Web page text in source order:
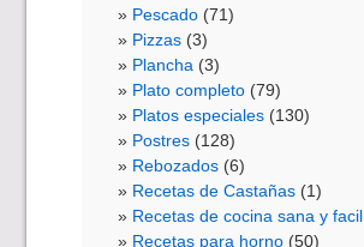
Pescado (71)
Pizzas (3)
Plancha (3)
Plato completo (79)
Platos especiales (130)
Postres (128)
Rebozados (6)
Recetas de Castañas (1)
Recetas de cocina sana y facil
Recetas para horno (50)